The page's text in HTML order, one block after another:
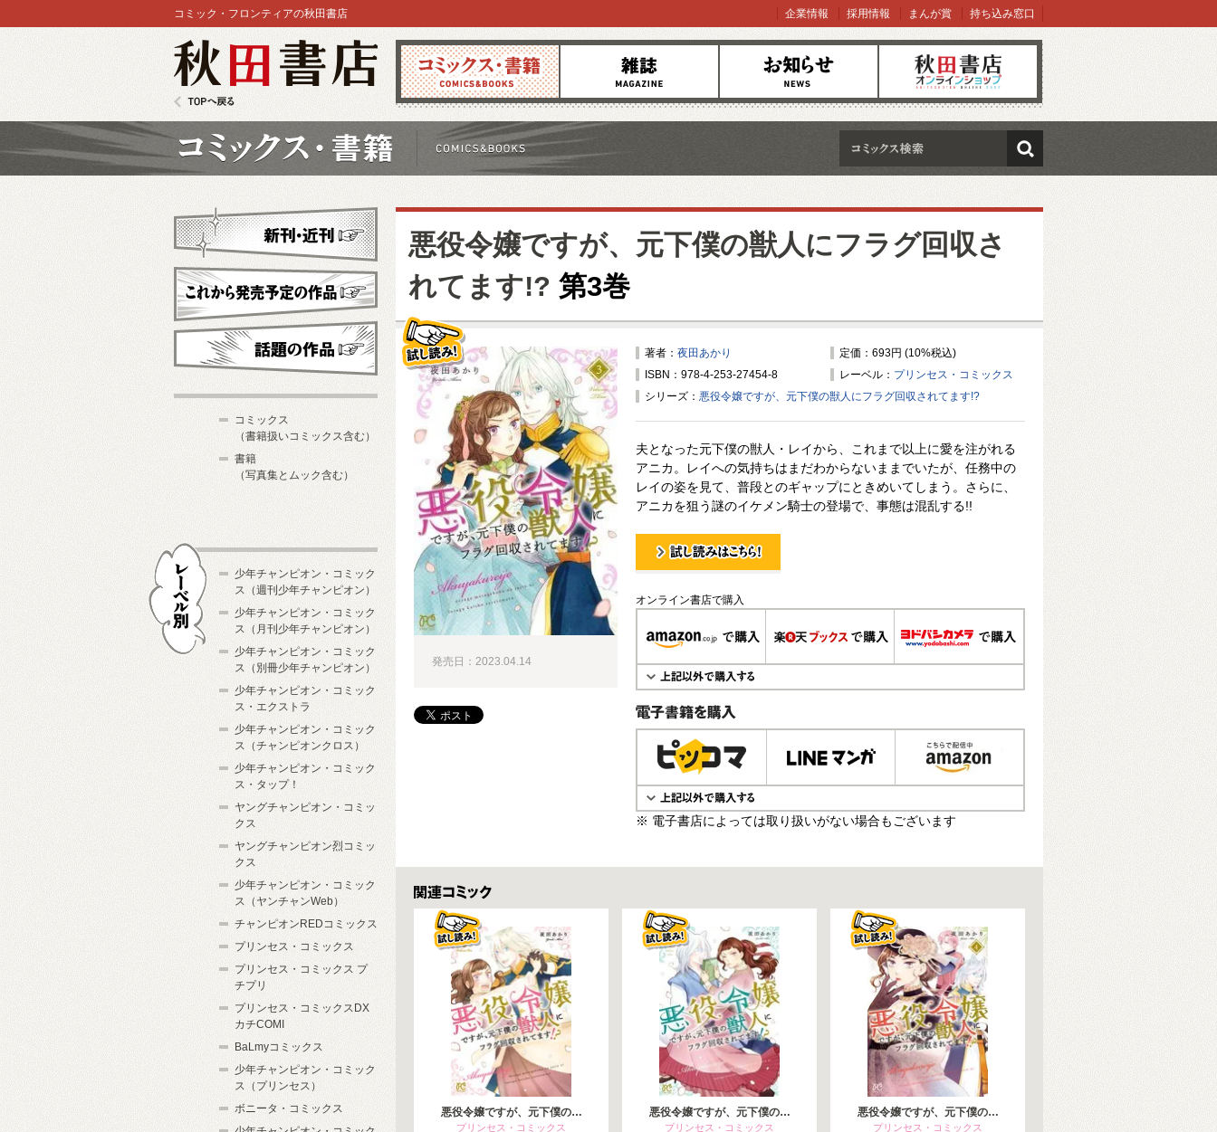
コミックス 雑誌 お知らせ オンラインショップ
コミック・フロンティアの秋田書店 企業情報 採用情報 まんが賞 持ち込み窓口
検索
悪役令嬢ですが、元下僕の獣人にフラグ回収さ
れてます!? 第3巻
著者： 夜田あかり
定価：693円 (10%税込)
ISBN：978-4-253-27454-8
レーベル： プリンセス・コミックス
シリーズ： 悪役令嬢ですが、元下僕の獣人にフラグ回収されてます!?
夫となった元下僕の獣人・レイから、これまで以上に愛を注がれる
アニカ。レイへの気持ちはまだわからないままでいたが、任務中の
レイの姿を見て、普段とのギャップにときめいてしまう。さらに、
アニカを狙う謎のイケメン騎士の登場で、事態は混乱する!!
試し読み！
オンライン書店で購入
電子書籍で購入
※ 電子書店によっては取り扱いがない場合もございます
発売日：2023.04.14
関連コミックス
悪役令嬢ですが、元下僕の…
プリンセス・コミックス
悪役令嬢ですが、元下僕の…
プリンセス・コミックス
悪役令嬢ですが、元下僕の…
プリンセス・コミックス
新刊・近刊
これから発売予定
コミックス
（書籍扱いコミックス含む）
書籍
（写真集とムック含む）
少年チャンピオン・コミック
ス（週刊少年チャンピオン）
少年チャンピオン・コミック
ス（月刊少年チャンピオン）
少年チャンピオン・コミック
ス（別冊少年チャンピオン）
少年チャンピオン・コミック
ス・エクストラ
少年チャンピオン・コミック
ス（チャンピオンクロス）
少年チャンピオン・コミック
ス・タップ！
ヤングチャンピオン・コミッ
クス
ヤングチャンピオン烈コミッ
クス
少年チャンピオン・コミック
ス（ヤンチャンWeb）
チャンピオンREDコミックス
プリンセス・コミックス
プリンセス・コミックス プ
チプリ
プリンセス・コミックスDX
カチCOMI
BaLmyコミックス
少年チャンピオン・コミック
ス（プリンセス）
ボニータ・コミックス